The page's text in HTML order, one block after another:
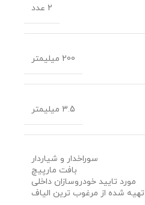
2 عدد
200 میلیمتر
3.5 میلیمتر
سوراخدار و شیاردار
بافت مارپیچ
مورد تایید خودروسازان داخلی
تهیه شده از مرغوب ترین الیاف